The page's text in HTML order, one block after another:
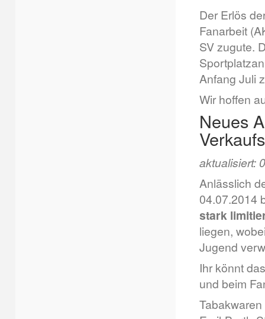
Der Erlös
Fanarbeit
SV zugute.
Anfang Juli
Wir hoffen
Neues
aktualisiert:
Anlässlich
04.07.2014
stark
liegen,
Jugend
Ihr könnt
und beim